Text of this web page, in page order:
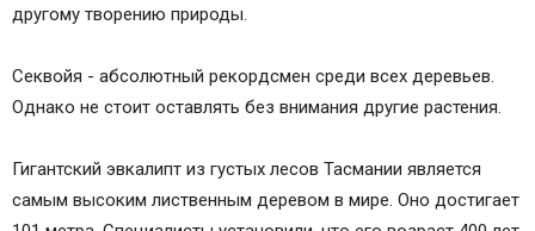
другому творению природы.
Секвойя - абсолютный рекордсмен среди всех деревьев.
Однако не стоит оставлять без внимания другие растения.
Гигантский эвкалипт из густых лесов Тасмании является
самым высоким лиственным деревом в мире. Оно достигает